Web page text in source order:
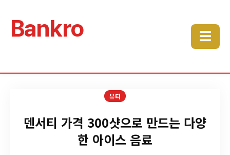
Bankro ☰
뷰티
덴서티 가격 300샷으로 만드는 다양
한 아이스 음료